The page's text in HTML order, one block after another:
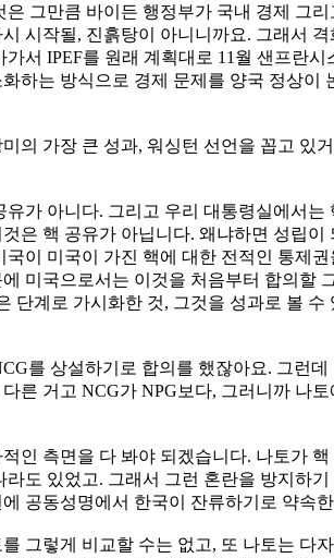
은 그만큼 바이든 행정부가 국내 경제 그
시작될, 진흙탕이 아니니까요. 그래서
가서 IPEF를 원래 계획대로 11월 샌프란
하는 방식으로 경제 문제를 양국 정상이
의 가장 큰 성과, 워싱턴 선언을 꼽고 있
유가 아니다. 그리고 우리 대통령실에서
은 핵 공유가 아닙니다. 왜냐하면 성립
국이 미국이 가진 핵에 대한 전적인 통제
미국으로서는 이것을 처음부터 합의할
단계로 가시화한 것, 그것을 성과로 볼 수
를 상설하기로 합의를 했잖아요. 그런
른 거고 NCG가 NPG보다, 그러니까 나
인 측면을 다 봐야 되겠습니다. 나토가
라도 있었고. 그래서 그런 혼란을 방지하
공동성명에서 한국이 잔류하기로 약속
그렇게 비교할 수는 없고, 또 나토는 다